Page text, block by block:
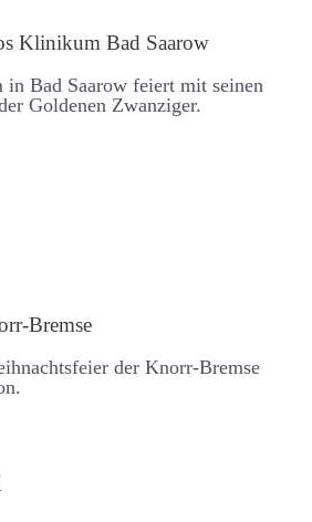
Klinikum Bad Saarow
Bad Saarow feiert mit seinen
Goldenen Zwanziger.
Bremse
der Knorr-Bremse